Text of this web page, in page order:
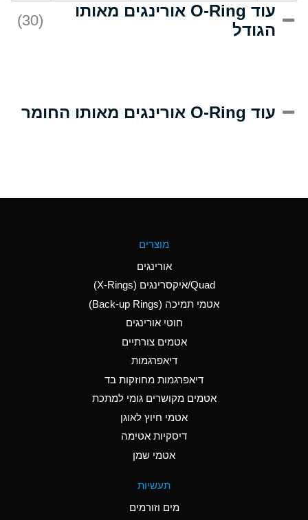
Acrlylonitrile
D
Adipic Acid
(Aqueous)
Aluminum Nitrate
(Aqueous)
Aluminum Phosphate
Ammonia Anhydrous
A
Ammonia Gas (cold)
A
Ammonia Gas (hot)
עוד O-Ring אורינגים מאותו
הגודל
(30)
עוד O-Ring אורינגים מאותו החומר
מוצרים
אורינגים
Quad/איקסרינגים (X-Rings)
אטמי תמיכה (Back-up Rings)
חוטי אורינגים
אטמים צורתיים
דיאפרגמות
דיאפרגמות מחוזקות בד
אטמים מקושרים גומי למתכת
אטמי חיוץ לאוגן
דיסקיות אטימה
אטמי שמן
תעשיות
מים וזורמים